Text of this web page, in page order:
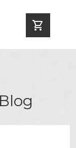
shopping_cart